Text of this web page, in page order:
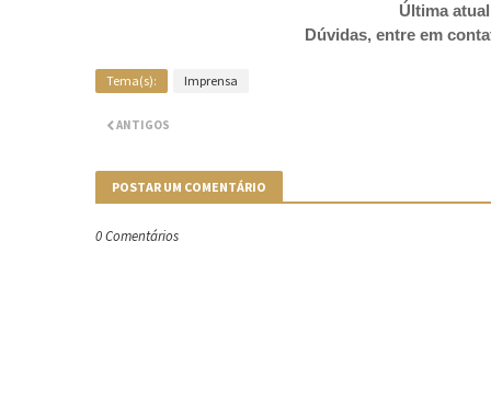
Última
Dúvidas, entre em
Tema(s): Imprensa
ANTIGOS
POSTAR UM COMENTÁRIO
0 Comentários